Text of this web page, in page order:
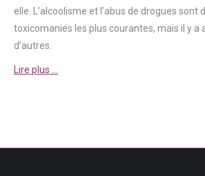
elle. L’alcoolisme et l’abus de drogues sont
toxicomanies les plus courantes, mais il y a
d’autres.
Lire plus …